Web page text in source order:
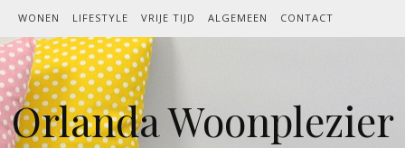
Spring naar inhoud
WONEN LIFESTYLE VRIJE TIJD ALGEMEEN CONTACT
Orlanda Woonplezier